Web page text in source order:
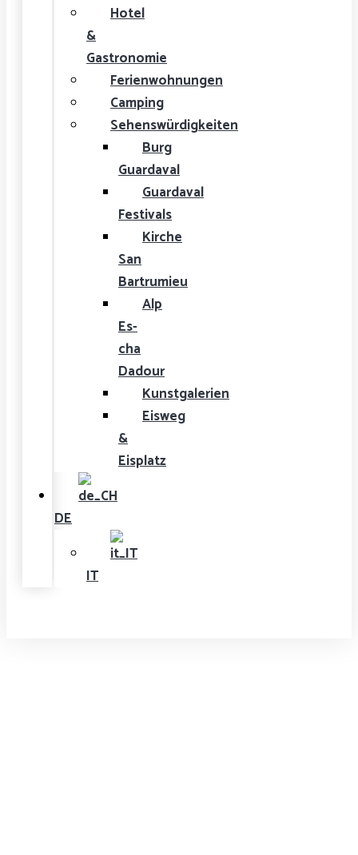
Hotel
&
Gastronomie
Ferienwohnungen
Camping
Sehenswürdigkeiten
Burg
Guardaval
Guardaval
Festivals
Kirche
San
Bartrumieu
Alp
Es-
cha
Dadour
Kunstgalerien
Eisweg
&
Eisplatz
DE
IT